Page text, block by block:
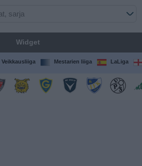
Widget
Veikkausliiga Mestarien liiga LaLiga